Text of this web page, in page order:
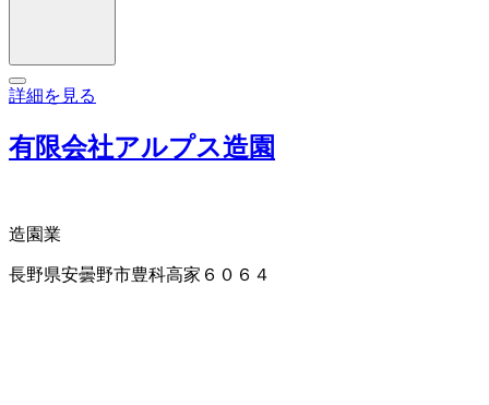
詳細を見る
有限会社アルプス造園
造園業
長野県安曇野市豊科高家６０６４